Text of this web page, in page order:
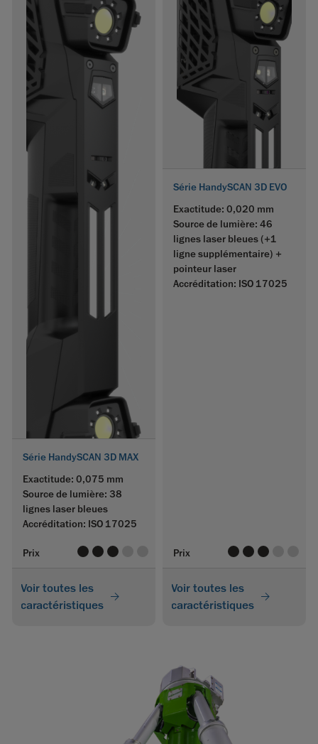
Série HandySCAN 3D MAX
Exactitude: 0,075 mm
Source de lumière: 38
lignes laser bleues
Accréditation: ISO 17025
Prix valuevaluevalue
Voir toutes les
caractéristiques
Série HandySCAN 3D EVO
Exactitude: 0,020 mm
Source de lumière: 46
lignes laser bleues (+1
ligne supplémentaire) +
pointeur laser
Accréditation: ISO 17025
Prix valuevaluevalue
Voir toutes les
caractéristiques